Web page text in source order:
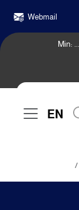
Webmail
Min:
EN